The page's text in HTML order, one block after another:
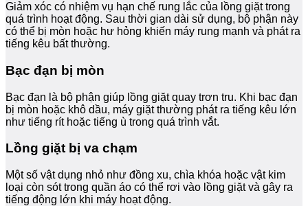
Giảm xóc có nhiệm vụ hạn chế rung lắc của lồng giặt trong
quá trình hoạt động. Sau thời gian dài sử dụng, bộ phận này
có thể bị mòn hoặc hư hỏng khiến máy rung mạnh và phát ra
tiếng kêu bất thường.
Bạc đạn bị mòn
Bạc đạn là bộ phận giúp lồng giặt quay trơn tru. Khi bạc đạn
bị mòn hoặc khô dầu, máy giặt thường phát ra tiếng kêu lớn
như tiếng rít hoặc tiếng ù trong quá trình vắt.
Lồng giặt bị va chạm
Một số vật dụng nhỏ như đồng xu, chìa khóa hoặc vật kim
loại còn sót trong quần áo có thể rơi vào lồng giặt và gây ra
tiếng động lớn khi máy hoạt động.